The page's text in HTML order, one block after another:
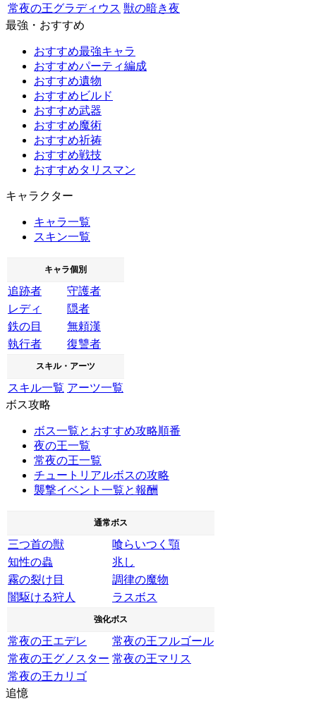
常夜の王グラディウス 獣の暗き夜
最強・おすすめ
おすすめ最強キャラ
おすすめパーティ編成
おすすめ遺物
おすすめビルド
おすすめ武器
おすすめ魔術
おすすめ祈祷
おすすめ戦技
おすすめタリスマン
キャラクター
キャラ一覧
スキン一覧
キャラ個別
追跡者
守護者
レディ
隠者
鉄の目
無頼漢
執行者
復讐者
スキル・アーツ
スキル一覧 アーツ一覧
ボス攻略
ボス一覧とおすすめ攻略順番
夜の王一覧
常夜の王一覧
チュートリアルボスの攻略
襲撃イベント一覧と報酬
通常ボス
三つ首の獣
喰らいつく顎
知性の蟲
兆し
霧の裂け目
調律の魔物
闇駆ける狩人
ラスボス
強化ボス
常夜の王エデレ
常夜の王フルゴール
常夜の王グノスター 常夜の王マリス
常夜の王カリゴ
追憶